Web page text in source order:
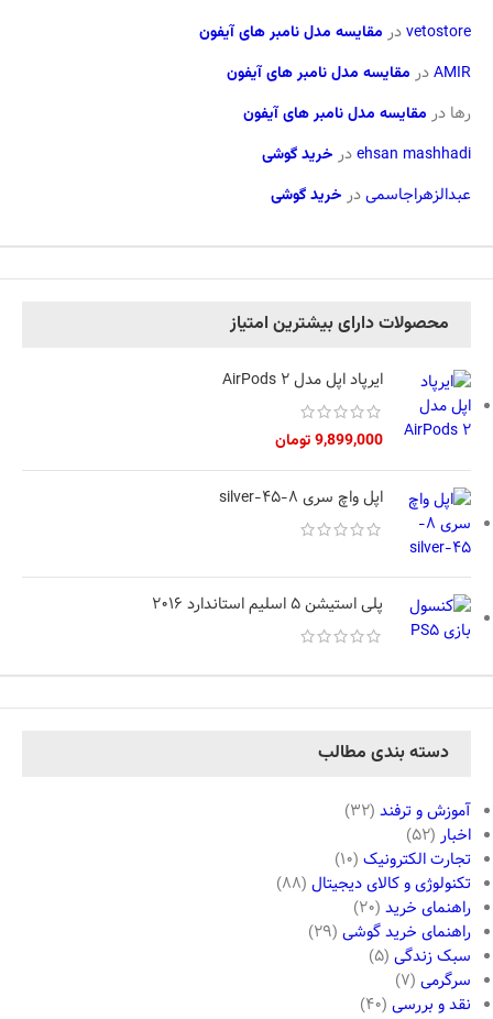
vetostoreدر مقایسه مدل نامبر های آیفون
AMIRدر مقایسه مدل نامبر های آیفون
رها در مقایسه مدل نامبر های آیفون
ehsan mashhadiدر خرید گوشی
عبدالزهراجاسمیدر خرید گوشی
محصولات دارای بیشترین امتیاز
ایرپاد اپل مدل AirPods 2
9,899,000تومان
اپل واچ سری 8-45-silver
پلی استیشن 5 اسلیم استاندارد 2016
دسته بندی مطالب
آموزش و ترفند (32)
اخبار (52)
تجارت الکترونیک (10)
تکنولوژی و کالای دیجیتال (88)
راهنمای خرید (20)
راهنمای خرید گوشی (29)
سبک زندگی (5)
سرگرمی (7)
نقد و بررسی (40)